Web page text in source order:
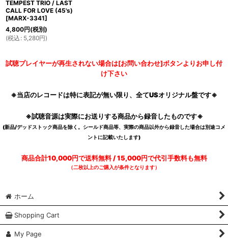
TEMPEST TRIO / LAST
CALL FOR LOVE (45's)
[MARX-3341]
4,800円(税別)
(税込 : 5,280円)
試聴プレイヤーが再生されない場合は[お問い合わせ]ボタンよりお申し付
け下さい
※当店のレコードは特に表記が無い限り、全てUSオリジナル盤です※
※試聴音源は実際にお送りする商品から録音したものです※
(新品/デッドストック商品を除く。シールド商品等、実際の商品以外から録音した場合は別途コメ
ントに記載いたします)
商品合計10,000円で送料無料 / 15,000円で代引手数料も無料
（二枚以上のご購入が条件となります）
ホーム
Shopping Cart
My Page